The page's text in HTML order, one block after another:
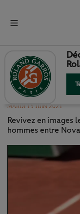
DJOKOVIC -
MARDI 15 JUIN 2021
Revivez en images
hommes entre